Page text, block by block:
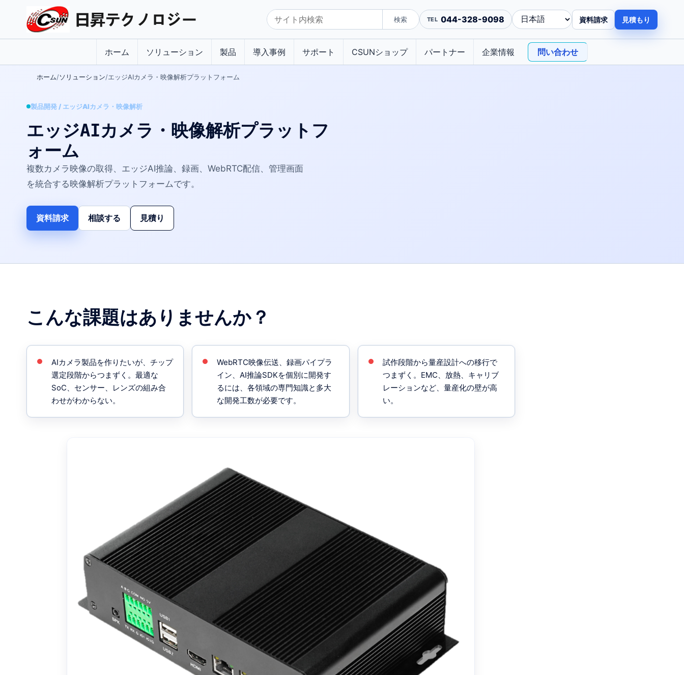
検索 044-328-9098 資料請求 見積もり
ホーム ソリューション 製品 導入事例 サポート CSUNショップ パートナー 企業情報 問い合わせ
ホーム ソリューション エッジAIカメラ・映像解析プラットフォーム
製品開発 / エッジAIカメラ・映像解析
エッジAIカメラ・映像解析プラットフ
ォーム
複数カメラ映像の取得、エッジAI推論、録画、WebRTC配信、管理画面
を統合する映像解析プラットフォームです。
資料請求 相談する 見積り
こんな課題はありませんか？
AIカメラ製品を作りたいが、チップ
選定段階からつまずく。最適な
SoC、センサー、レンズの組み合
わせがわからない。
WebRTC映像伝送、録画パイプラ
イン、AI推論SDKを個別に開発す
るには、各領域の専門知識と多大
な開発工数が必要です。
試作段階から量産設計への移行で
つまずく。EMC、放熱、キャリブ
レーションなど、量産化の壁が高
い。